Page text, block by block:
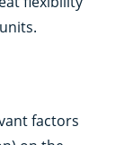
factors